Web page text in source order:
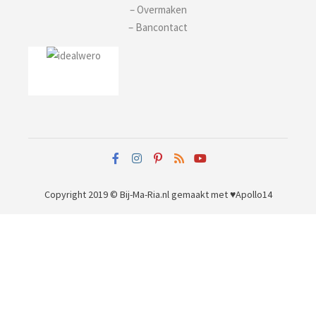
– Overmaken
– Bancontact
Copyright 2019 © Bij-Ma-Ria.nl gemaakt met ♥Apollo14